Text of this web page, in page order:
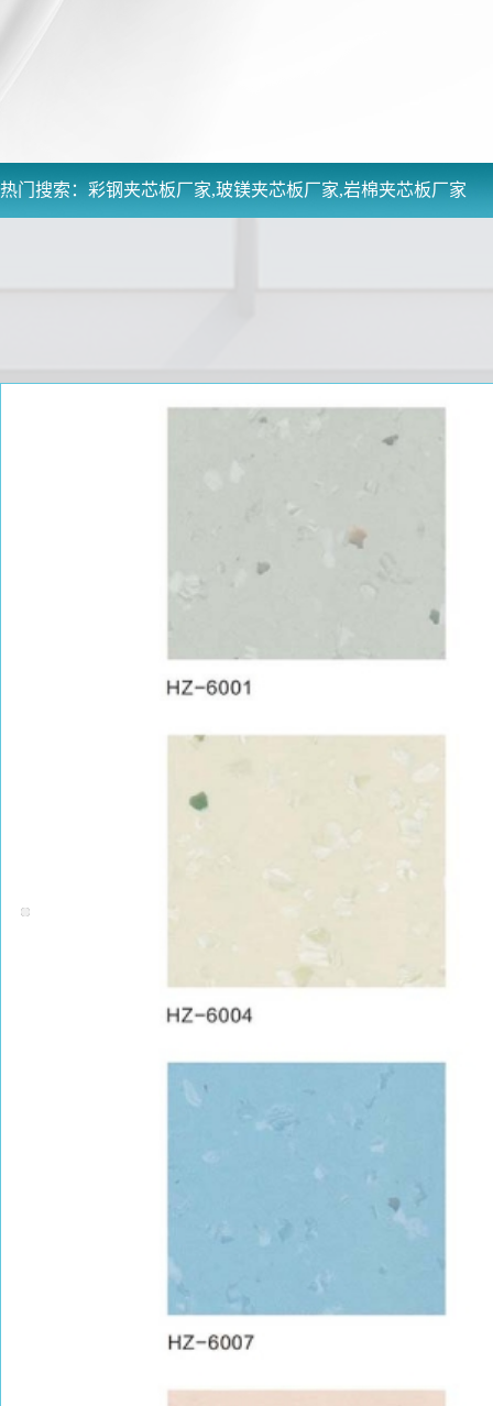
热门搜索： 彩钢夹芯板厂家,玻镁夹芯板厂家,岩棉夹芯板厂家
PRODUCT CENTER